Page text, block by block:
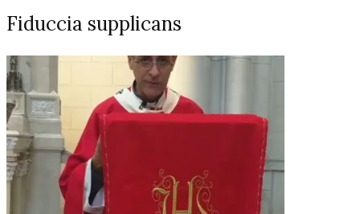
Fiduccia supplicans